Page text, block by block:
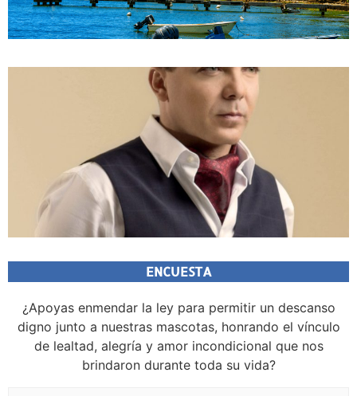
ENCUESTA
¿Apoyas enmendar la ley para permitir un descanso
digno junto a nuestras mascotas, honrando el vínculo
de lealtad, alegría y amor incondicional que nos
brindaron durante toda su vida?